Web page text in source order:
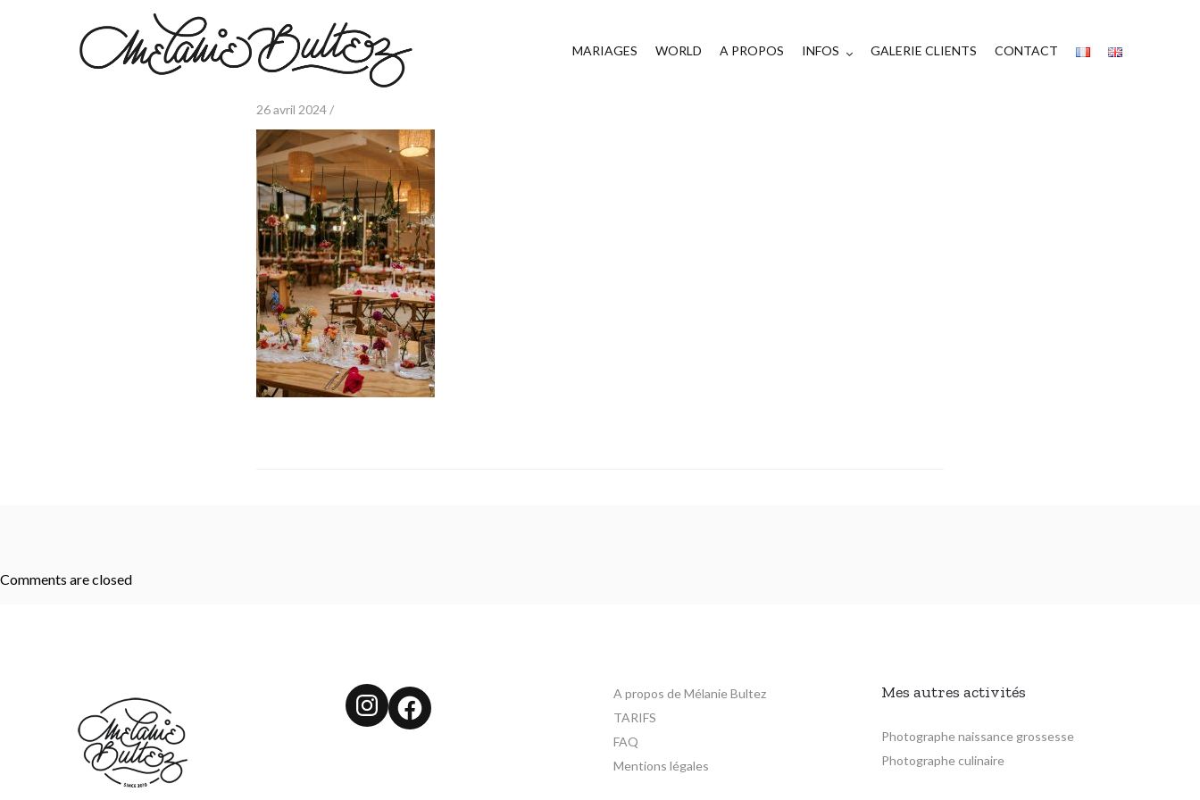
MARIAGES WORLD A PROPOS INFOS GALERIE CLIENTS CONTACT
26 avril 2024 /
Comments are closed
Instagram
Facebook
A propos de Mélanie Bultez
TARIFS
FAQ
Mentions légales
Mes autres activités
Photographe naissance grossesse
Photographe culinaire